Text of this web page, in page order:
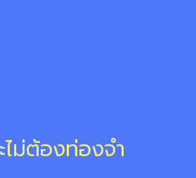
ม่ต้องท่องจำ